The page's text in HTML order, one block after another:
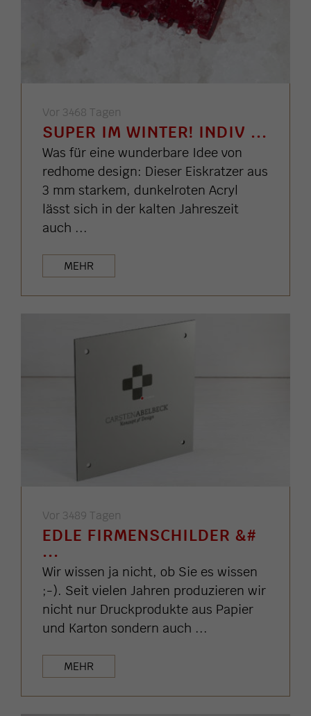
Vor 3468 Tagen
SUPER IM WINTER! INDIV ...
Was für eine wunderbare Idee von
redhome design: Dieser Eiskratzer aus
3 mm starkem, dunkelroten Acryl
lässt sich in der kalten Jahreszeit
auch ...
MEHR
Vor 3489 Tagen
EDLE FIRMENSCHILDER &#
...
Wir wissen ja nicht, ob Sie es wissen
;-). Seit vielen Jahren produzieren wir
nicht nur Druckprodukte aus Papier
und Karton sondern auch ...
MEHR